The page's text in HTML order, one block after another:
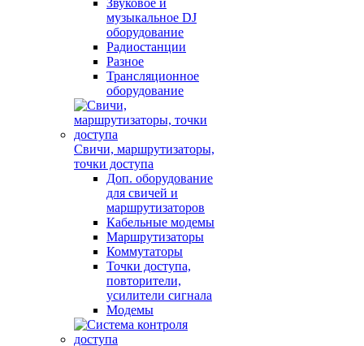
Звуковое и
музыкальное DJ
оборудование
Радиостанции
Разное
Трансляционное
оборудование
Свичи, маршрутизаторы,
точки доступа
Доп. оборудование
для свичей и
маршрутизаторов
Кабельные модемы
Маршрутизаторы
Коммутаторы
Точки доступа,
повторители,
усилители сигнала
Модемы